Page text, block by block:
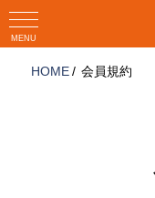
コ
ンMENU
HOME 会員規約